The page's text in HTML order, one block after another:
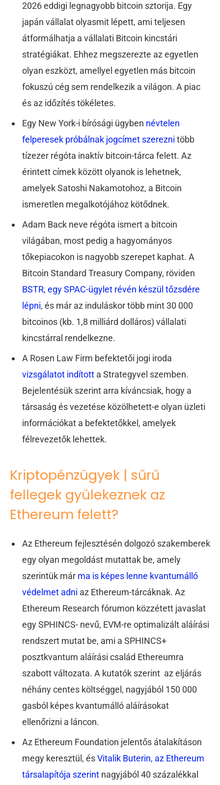
2026 eddigi legnagyobb bitcoin sztorija. Egy
japán vállalat olyasmit lépett, ami teljesen
átformálhatja a vállalati Bitcoin kincstári
stratégiákat. Ehhez megszerezte az egyetlen
olyan eszközt, amellyel egyetlen más bitcoin
fokuszú cég sem rendelkezik a világon. A piac
és az időzítés tökéletes.
Egy New York-i bírósági ügyben névtelen
felperesek próbálnak jogcímet szerezni több
tízezer régóta inaktív bitcoin-tárca felett. Az
érintett címek között olyanok is lehetnek,
amelyek Satoshi Nakamotohoz, a Bitcoin
ismeretlen megalkotójához kötődnek.
Adam Back neve régóta ismert a bitcoin
világában, most pedig a hagyományos
tőkepiacokon is nagyobb szerepet kaphat. A
Bitcoin Standard Treasury Company, röviden
BSTR, egy SPAC-ügylet révén készül tőzsdére
lépni, és már az induláskor több mint 30 000
bitcoinos (kb. 1,8 milliárd dolláros) vállalati
kincstárral rendelkezne.
A Rosen Law Firm befektetői jogi iroda
vizsgálatot indított a Strategyvel szemben.
Bejelentésük szerint arra kíváncsiak, hogy a
társaság és vezetése közölhetett-e olyan üzleti
információkat a befektetőkkel, amelyek
félrevezetők lehettek.
Kriptopénzügyek | sűrű
fellegek gyülekeznek az
Ethereum felett?
Az Ethereum fejlesztésén dolgozó szakemberek
egy olyan megoldást mutattak be, amely
szerintük már ma is képes lenne kvantumálló
védelmet adni az Ethereum-tárcáknak. Az
Ethereum Research fórumon közzétett javaslat
egy SPHINCS- nevű, EVM-re optimalizált aláírási
rendszert mutat be, ami a SPHINCS+
posztkvantum aláírási család Ethereumra
szabott változata. A kutatók szerint az eljárás
néhány centes költséggel, nagyjából 150 000
gasból képes kvantumálló aláírásokat
ellenőrizni a láncon.
Az Ethereum Foundation jelentős átalakításon
megy keresztül, ésVitalik Buterin, az Ethereum
társalapítója szerint nagyjából 40 százalékkal